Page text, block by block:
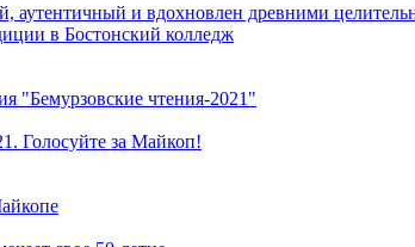
и вдохновлен древними
в Бостонский колледж
"Бемурзовские чтения-2021"
Голосуйте за Майкоп!